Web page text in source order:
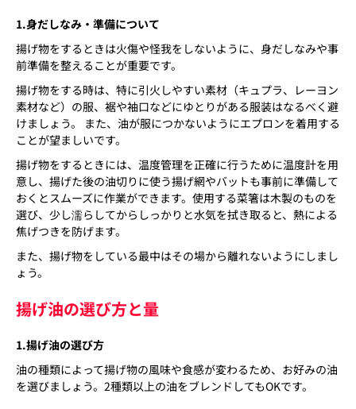
1.身だしなみ・準備について
揚げ物をするときは火傷や怪我をしないように、身だしなみや事
前準備を整えることが重要です。
揚げ物をする時は、特に引火しやすい素材（キュプラ、レーヨン
素材など）の服、裾や袖口などにゆとりがある服装はなるべく避
けましょう。 また、油が服につかないようにエプロンを着用する
ことが望ましいです。
揚げ物をするときには、温度管理を正確に行うために温度計を用
意し、揚げた後の油切りに使う揚げ網やバットも事前に準備して
おくとスムーズに作業ができます。使用する菜箸は木製のものを
選び、少し濡らしてからしっかりと水気を拭き取ると、熱による
焦げつきを防げます。
また、揚げ物をしている最中はその場から離れないようにしまし
ょう。
揚げ油の選び方と量
1.揚げ油の選び方
油の種類によって揚げ物の風味や食感が変わるため、お好みの油
を選びましょう。2種類以上の油をブレンドしてもOKです。